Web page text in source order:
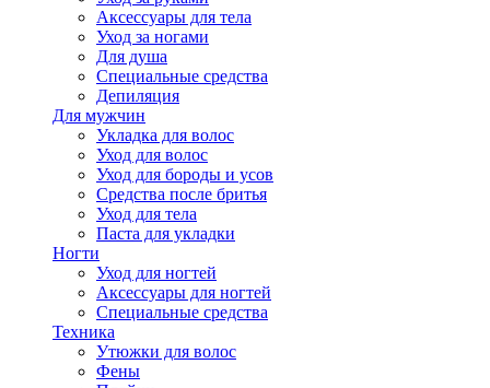
Аксессуары для тела
Уход за ногами
Для душа
Специальные средства
Депиляция
Для мужчин
Укладка для волос
Уход для волос
Уход для бороды и усов
Средства после бритья
Уход для тела
Паста для укладки
Ногти
Уход для ногтей
Аксессуары для ногтей
Специальные средства
Техника
Утюжки для волос
Фены